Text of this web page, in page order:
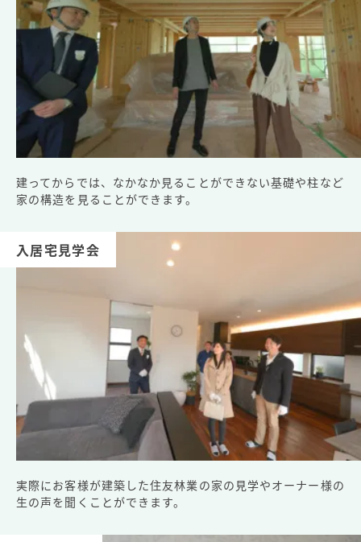
建ってからでは、なかなか見ることができない基礎や柱など
家の構造を見ることができます。
入居宅見学会
実際にお客様が建築した住友林業の家の見学やオーナー様の
生の声を聞くことができます。